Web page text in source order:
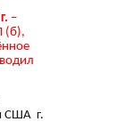
–
(б),
США г.